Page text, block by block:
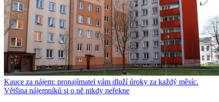
Kauce za nájem: pronajímatel vám dluží úroky za každý měsíc.
Většina nájemníků si o ně nikdy neřekne